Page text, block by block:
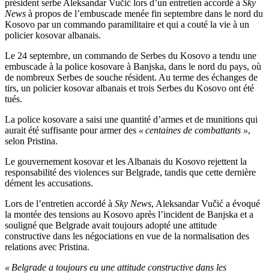
président serbe Aleksandar Vučić lors d’un entretien accordé à Sky
News à propos de l’embuscade menée fin septembre dans le nord du
Kosovo par un commando paramilitaire et qui a couté la vie à un
policier kosovar albanais.
Le 24 septembre, un commando de Serbes du Kosovo a tendu une
embuscade à la police kosovare à Banjska, dans le nord du pays, où
de nombreux Serbes de souche résident. Au terme des échanges de
tirs, un policier kosovar albanais et trois Serbes du Kosovo ont été
tués.
La police kosovare a saisi une quantité d’armes et de munitions qui
aurait été suffisante pour armer des « centaines de combattants »,
selon Pristina.
Le gouvernement kosovar et les Albanais du Kosovo rejettent la
responsabilité des violences sur Belgrade, tandis que cette dernière
dément les accusations.
Lors de l’entretien accordé à Sky News, Aleksandar Vučić a évoqué
la montée des tensions au Kosovo après l’incident de Banjska et a
souligné que Belgrade avait toujours adopté une attitude
constructive dans les négociations en vue de la normalisation des
relations avec Pristina.
« Belgrade a toujours eu une attitude constructive dans les